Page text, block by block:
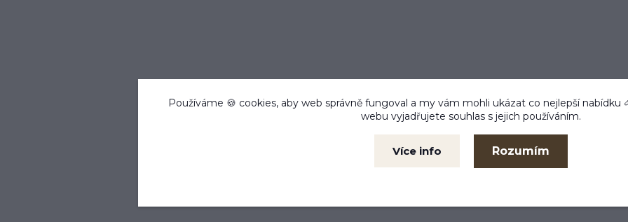
Používáme 🍪 cookies, aby web správně fungoval a my vám mohli ukázat co nejlepší nabídku
webu vyjadřujete souhlas s jejich používáním.
Více info Rozumím